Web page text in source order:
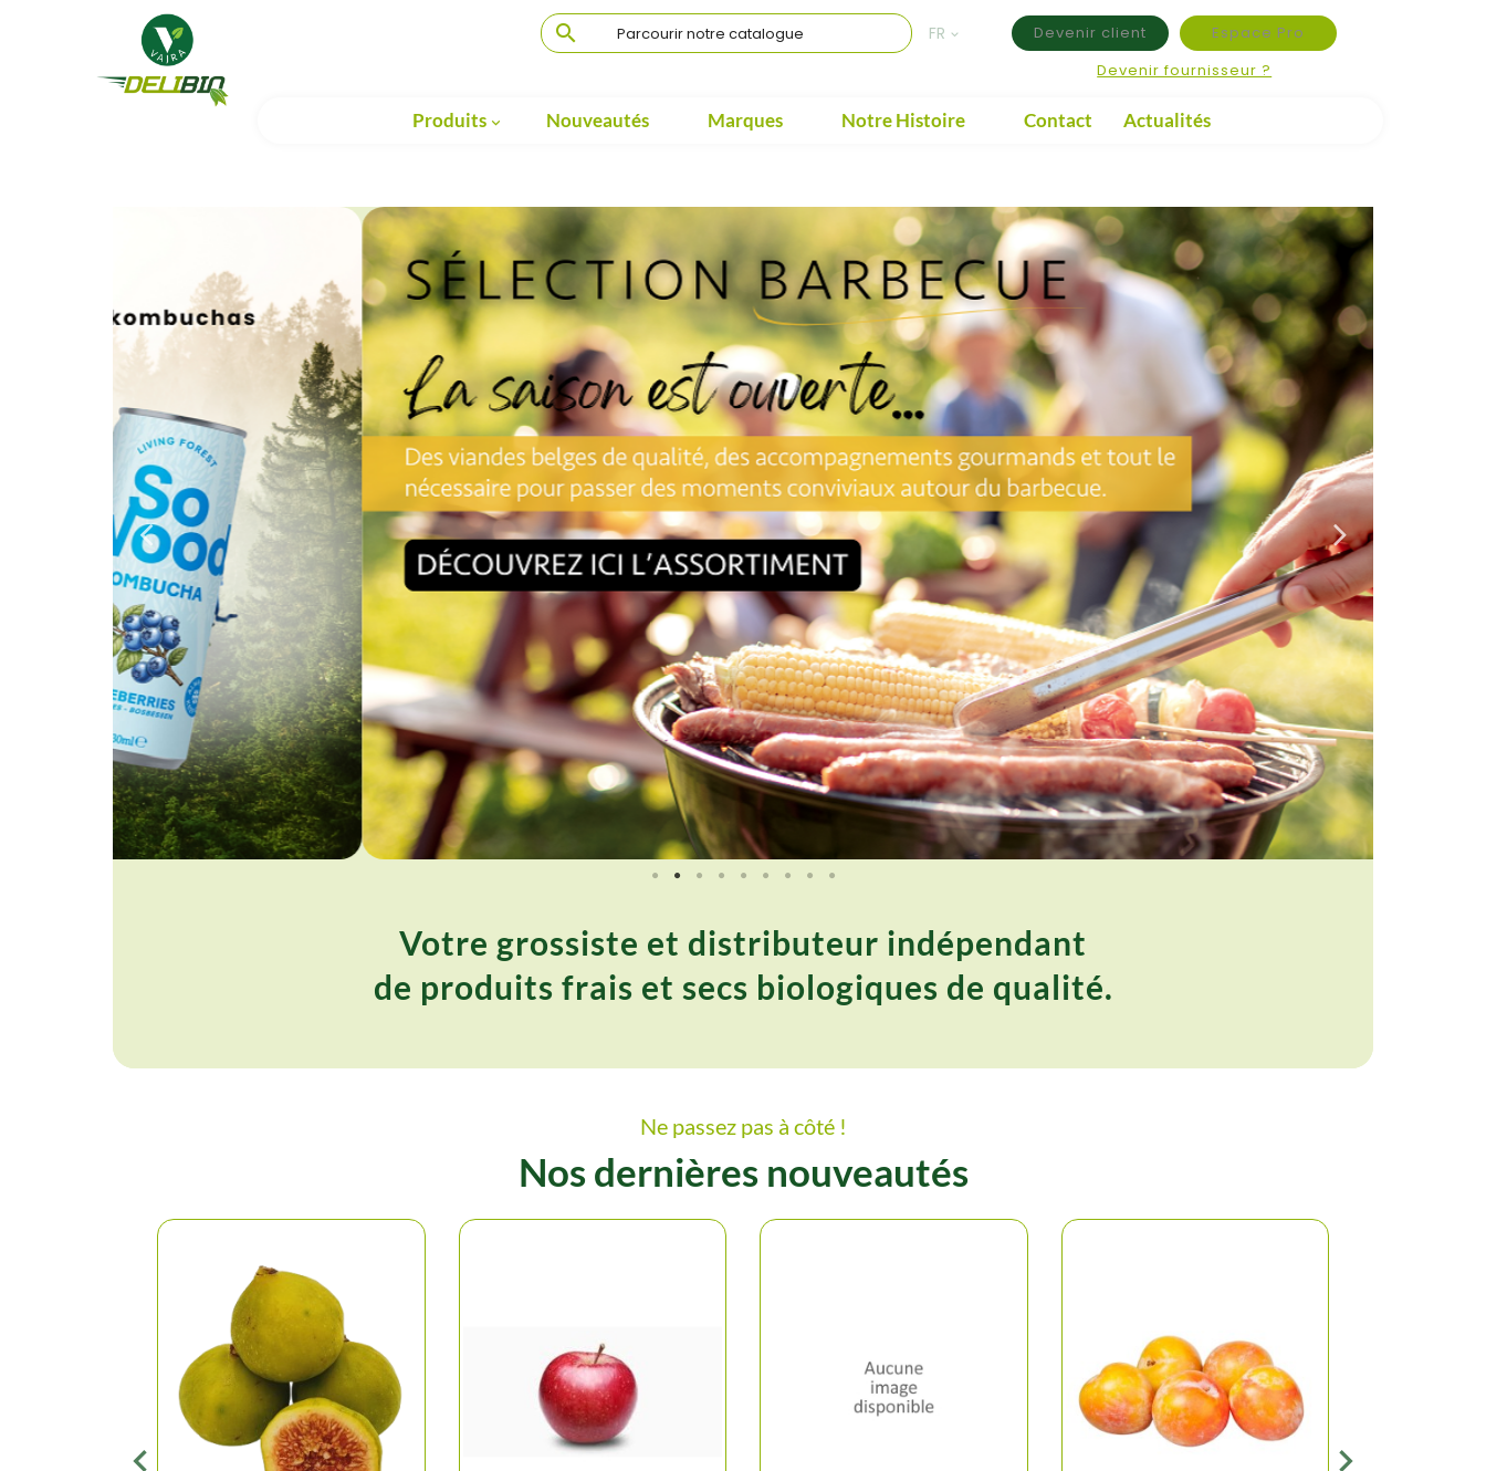
 FR 
Devenir fournisseur ?
Devenir client Espace Pro

Produits Nouveautés Marques Notre Histoire Contact Actualités
Votre grossiste et distributeur indépendant
de produits frais et secs biologiques de qualité.
Ne passez pas à côté !
Nos dernières nouveautés